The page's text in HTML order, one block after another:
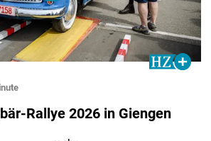
Rallye 2026 in Giengen